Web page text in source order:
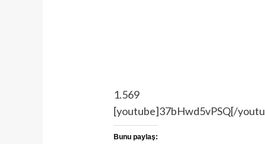
1.569
[youtube]37bHwd5vPSQ[/
Bunu paylaş: